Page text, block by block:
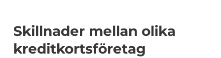
Skillnader mellan olika
kreditkortsföretag